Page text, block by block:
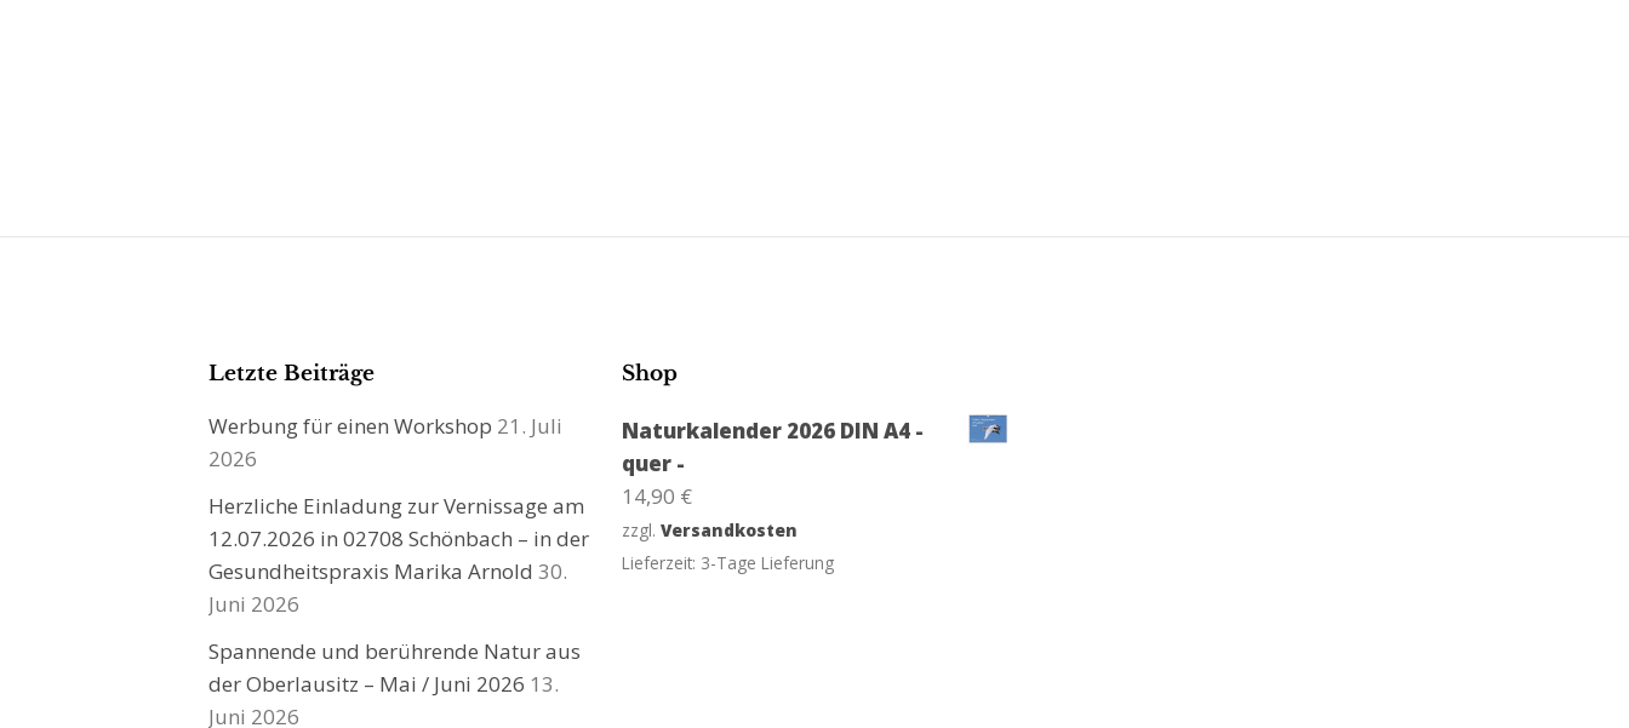
Letzte Beiträge
Werbung für einen Workshop 21. Juli
2026
Herzliche Einladung zur Vernissage am
12.07.2026 in 02708 Schönbach – in der
Gesundheitspraxis Marika Arnold 30.
Juni 2026
Spannende und berührende Natur aus
der Oberlausitz – Mai / Juni 2026 13.
Juni 2026
Shop
Naturkalender 2026 DIN A4 -
quer -
14,90 €
zzgl.Versandkosten
Lieferzeit: 3-Tage Lieferung